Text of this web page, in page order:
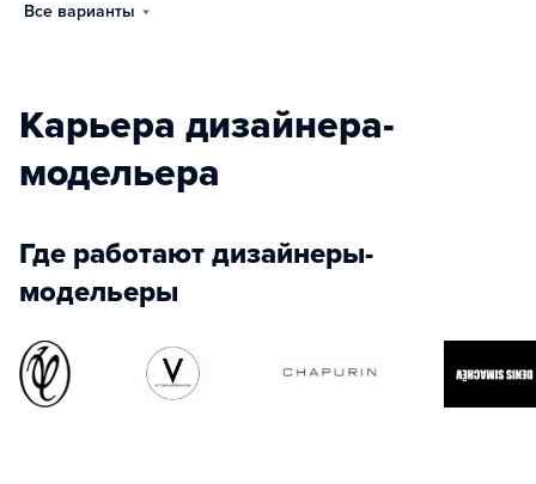
Все варианты
Карьера дизайнера-
модельера
Где работают дизайнеры-
модельеры